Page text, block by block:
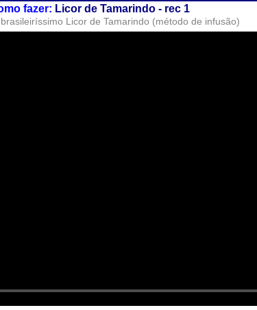
fazer: Licor de Tamarindo - rec 1
Licor de Tamarindo (método de infusão)